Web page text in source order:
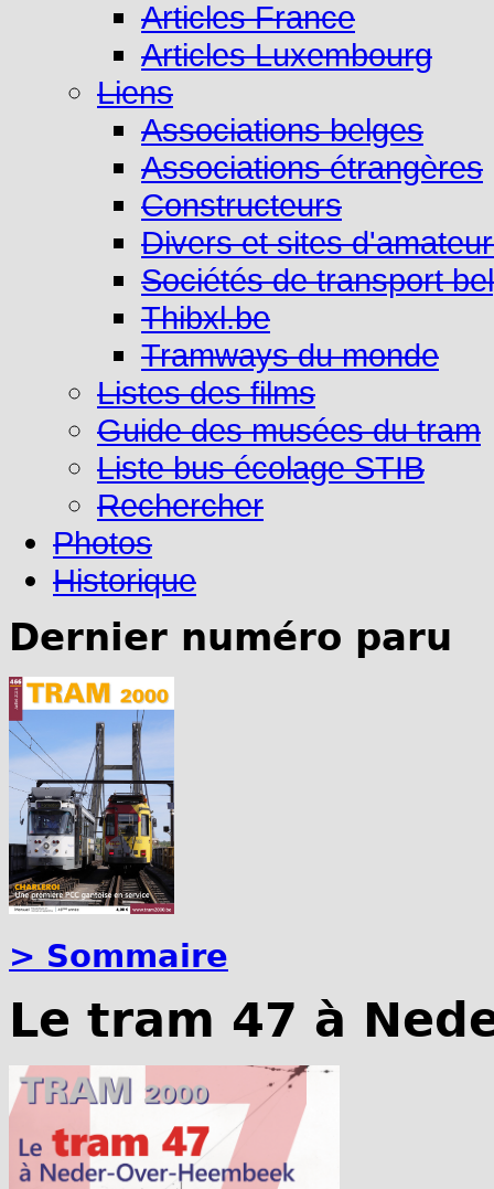
Articles France
Articles Luxembourg
Liens
Associations belges
Associations étrangères
Constructeurs
Divers et sites
Sociétés de transport
Thibxl.be
Tramways du monde
Listes des films
Guide des musées du tram
Liste bus écolage STIB
Rechercher
Photos
Historique
Dernier numéro paru
> Sommaire
Le tram 47 à